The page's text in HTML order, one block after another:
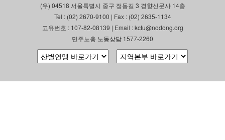
(우) 04518 서울특별시 중구 정동길 3 경향신문사 14층
Tel : (02) 2670-9100 | Fax : (02) 2635-1134
고유번호 : 107-82-08139 | Email : kctu@nodong.org
민주노총 노동상담 1577-2260